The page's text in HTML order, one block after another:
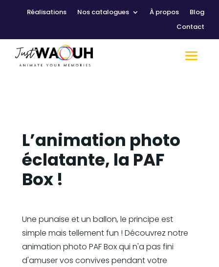
Réalisations Nos catalogues À propos
Blog
Contact
L’animation photo
éclatante, la PAF
Box !
Une punaise et un ballon, le principe est
simple mais tellement fun ! Découvrez notre
animation photo PAF Box qui n'a pas fini
d'amuser vos convives pendant votre